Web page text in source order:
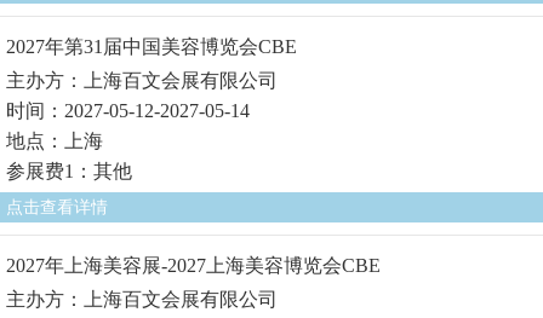
2027年第31届中国美容博览会CBE
主办方：上海百文会展有限公司
时间：2027-05-12-2027-05-14
地点：上海
参展费1：其他
点击查看详情
2027年上海美容展-2027上海美容博览会CBE
主办方：上海百文会展有限公司